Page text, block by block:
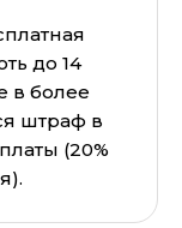
до 14
в более
штраф в
(20%